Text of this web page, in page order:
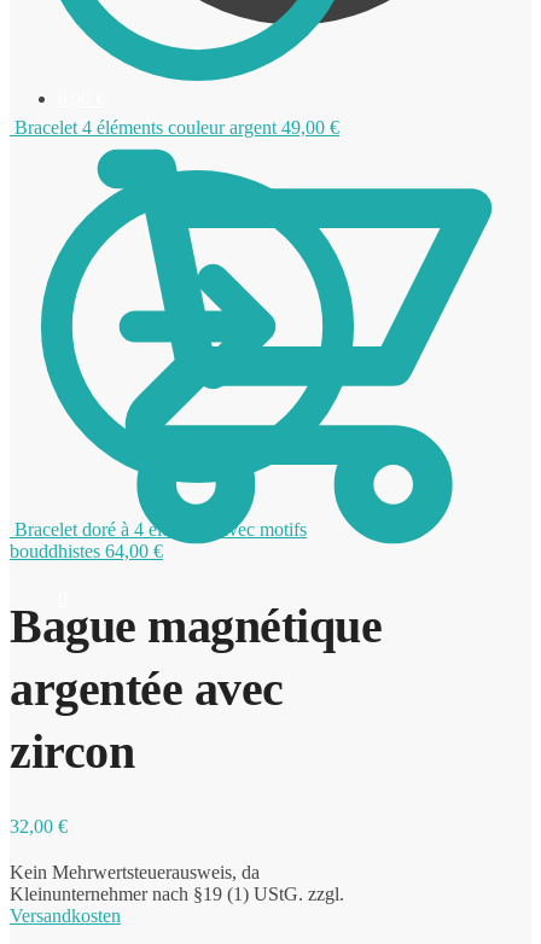
Bracelet 4 éléments couleur argent 49,00 €
Bracelet doré à 4 éléments avec motifs
bouddhistes 64,00 €
Bague magnétique
argentée avec
zircon
32,00 €
Kein Mehrwertsteuerausweis, da
Kleinunternehmer nach §19 (1) UStG. zzgl.
Versandkosten